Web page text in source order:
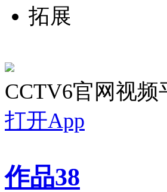
拓展
CCTV6官网视频
打开App
作品38